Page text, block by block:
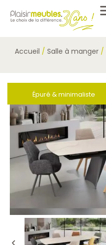
Accueil / Salle à manger /
Épuré & minimaliste